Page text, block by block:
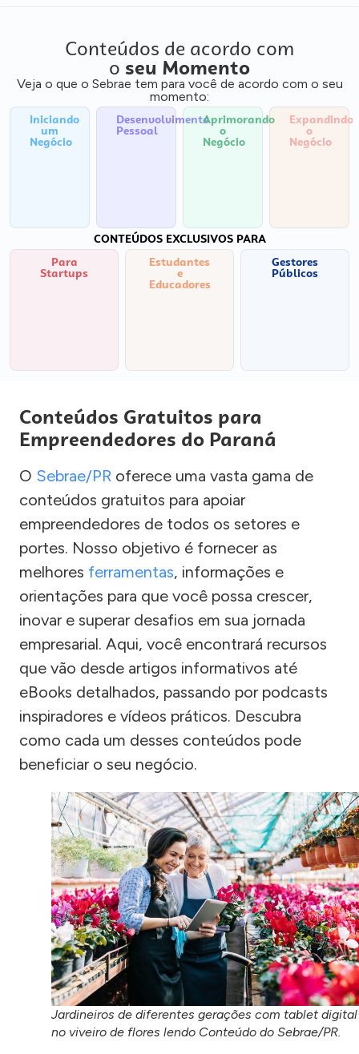
Conteúdos de acordo com
o seu Momento
Veja o que o Sebrae tem para você de acordo com o seu
momento:
Iniciando
um
Negócio
Desenvolvimento
Pessoal
Aprimorando
o
Negócio
Expandindo
o
Negócio
CONTEÚDOS EXCLUSIVOS PARA
Para
Startups
Estudantes
e
Educadores
Gestores
Públicos
Conteúdos Gratuitos para
Empreendedores do Paraná
O Sebrae/PR oferece uma vasta gama de
conteúdos gratuitos para apoiar
empreendedores de todos os setores e
portes. Nosso objetivo é fornecer as
melhores ferramentas, informações e
orientações para que você possa crescer,
inovar e superar desafios em sua jornada
empresarial. Aqui, você encontrará recursos
que vão desde artigos informativos até
eBooks detalhados, passando por podcasts
inspiradores e vídeos práticos. Descubra
como cada um desses conteúdos pode
beneficiar o seu negócio.
Jardineiros de diferentes gerações com tablet digital
no viveiro de flores lendo Conteúdo do Sebrae/PR.